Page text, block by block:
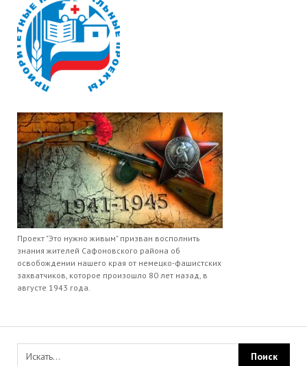
Проект "Это нужно живым" призван восполнить
знания жителей Сафоновского района об
освобождении нашего края от немецко-фашистских
захватчиков, которое произошло 80 лет назад, в
августе 1943 года.